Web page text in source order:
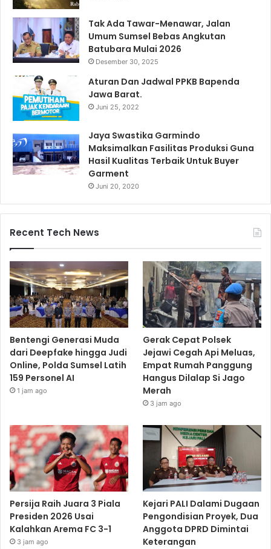
Tak Ada Tawar-Menawar, Jalan
Umum Sumsel Bebas Angkutan
Batubara Mulai 2026
Desember 30, 2025
Aturan Dan Jadwal PPKB Bapenda
Jawa Barat.
Juni 25, 2022
Jaya Swastika Garmindo
Maksimalkan Fasilitas Produksi Guna
Hasil Kualitas Terbaik Untuk Buyer
Garment
Juni 20, 2020
Recent Tech News
Bentengi Generasi Muda
dari Deepfake hingga Judi
Online, Polda Sumsel Latih
159 Personel AI
1 jam ago
Gerak Cepat Polsek
Jejawi Cegah Api Meluas,
Empat Rumah Panggung
Hangus Dilalap Si Jago
Merah
3 jam ago
Persija Raih Juara 3 Piala
Presiden 2026 Usai
Kalahkan Arema FC 3-1
3 jam ago
Kejari PALI Dalami Dugaan
Pengondisian Proyek, Dua
Anggota DPRD Dimintai
Keterangan